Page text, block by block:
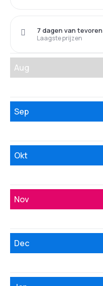
Laagste prijzen
7 dagen van tevoren
Aug
Sep
Okt
Nov
Dec